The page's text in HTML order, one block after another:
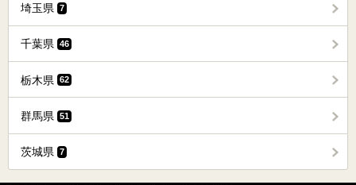
埼玉県 7
千葉県 46
栃木県 62
群馬県 51
茨城県 7